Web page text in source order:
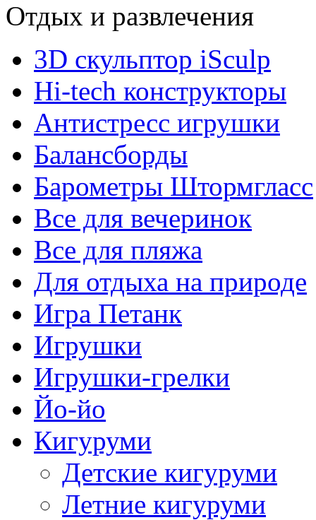
Отдых и развлечения
3D скульптор iSculp
Hi-tech конструкторы
Антистресс игрушки
Балансборды
Барометры Штормгласс
Все для вечеринок
Все для пляжа
Для отдыха на природе
Игра Петанк
Игрушки
Игрушки-грелки
Йо-йо
Кигуруми
Детские кигуруми
Летние кигуруми